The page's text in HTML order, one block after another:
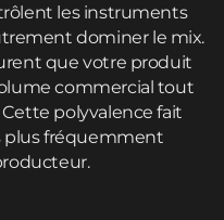
les instruments
dominer le mix.
que votre produit
commercial tout
polyvalence fait
plus fréquemment